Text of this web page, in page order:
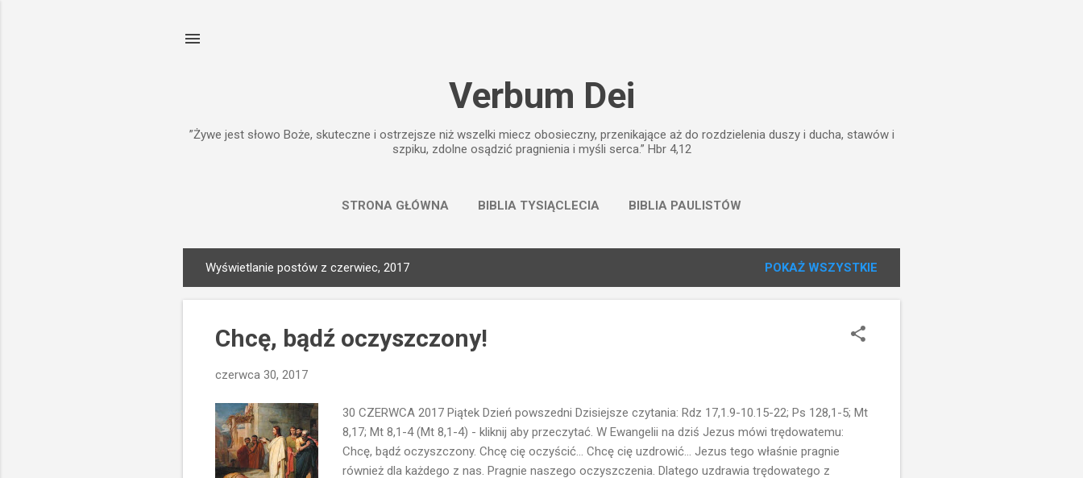
Verbum Dei
”Żywe jest słowo Boże, skuteczne i ostrzejsze niż wszelki miecz obosieczny, przenikające aż do rozdzielenia duszy i ducha, stawów i
szpiku, zdolne osądzić pragnienia i myśli serca.” Hbr 4,12
STRONA GŁÓWNA BIBLIA TYSIĄCLECIA BIBLIA PAULISTÓW
o
Wyświetlanie postów z czerwiec, 2017 POKAŻ WSZYSTKIE
Chcę, bądź oczyszczony!
czerwca 30, 2017
30 CZERWCA 2017 Piątek Dzień powszedni Dzisiejsze czytania: Rdz 17,1.9-10.15-22; Ps 128,1-5; Mt
8,17; Mt 8,1-4 (Mt 8,1-4) - kliknij aby przeczytać. W Ewangelii na dziś Jezus mówi trędowatemu:
Chcę, bądź oczyszczony. Chcę cię oczyścić... Chcę cię uzdrowić... Jezus tego właśnie pragnie
również dla każdego z nas. Pragnie naszego oczyszczenia. Dlatego uzdrawia trędowatego z